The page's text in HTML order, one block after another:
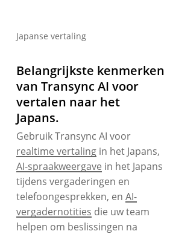
Japanse vertaling
Belangrijkste kenmerken
van Transync AI voor
vertalen naar het
Japans.
Gebruik Transync AI voor
realtime vertaling in het Japans,
AI-spraakweergave in het Japans
tijdens vergaderingen en
telefoongesprekken, enAI-
vergadernotities die uw team
helpen om beslissingen na